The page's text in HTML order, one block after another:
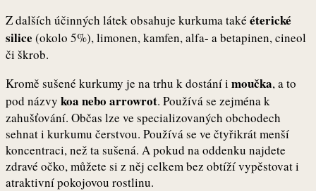
Z dalších účinných látek obsahuje kurkuma také éterické
silice (okolo 5%), limonen, kamfen, alfa- a betapinen, cineol
či škrob.
Kromě sušené kurkumy je na trhu k dostání i moučka, a to
pod názvy koa nebo arrowrot. Používá se zejména k
zahušťování. Občas lze ve specializovaných obchodech
sehnat i kurkumu čerstvou. Používá se ve čtyřikrát menší
koncentraci, než ta sušená. A pokud na oddenku najdete
zdravé očko, můžete si z něj celkem bez obtíží vypěstovat i
atraktivní pokojovou rostlinu.